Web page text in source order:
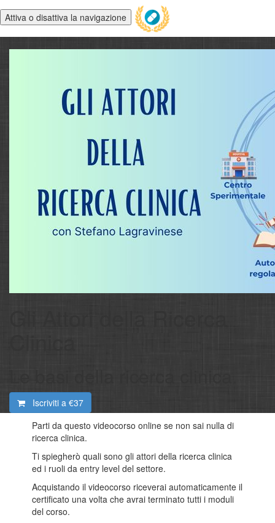
Attiva o disattiva la navigazione
Iscriviti a €37
Parti da questo videocorso online se non sai nulla di
ricerca clinica.
Ti spiegherò quali sono gli attori della ricerca clinica
ed i ruoli da entry level del settore.
Acquistando il videocorso riceverai automaticamente il
certificato una volta che avrai terminato tutti i moduli
del corso.